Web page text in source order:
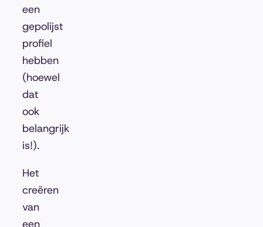
een
gepolijst
profiel
hebben
(hoewel
dat
ook
belangrijk
is!).
Het
creëren
van
een